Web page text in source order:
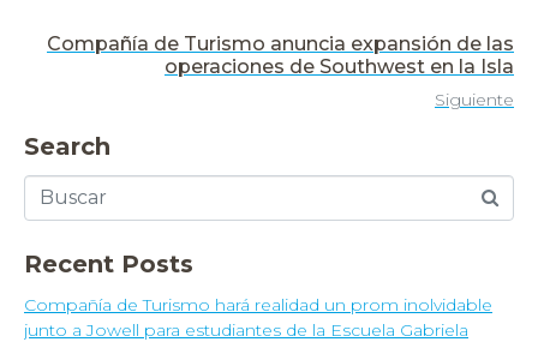
Compañía de Turismo anuncia expansión de las
operaciones de Southwest en la Isla
Siguiente
Search
Recent Posts
Compañía de Turismo hará realidad un prom inolvidable
junto a Jowell para estudiantes de la Escuela Gabriela